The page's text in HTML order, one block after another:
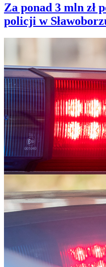
Za ponad 3 mln zł
policji w